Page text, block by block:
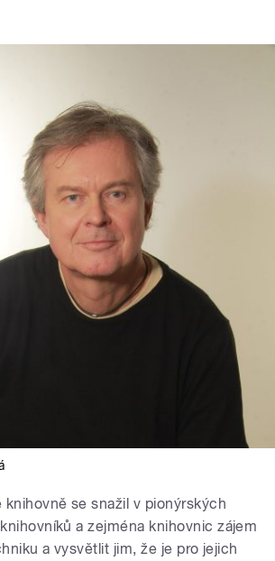
knihovně se snažil v pionýrských
a zejména knihovnic zájem
a vysvětlit jim, že je pro jejich